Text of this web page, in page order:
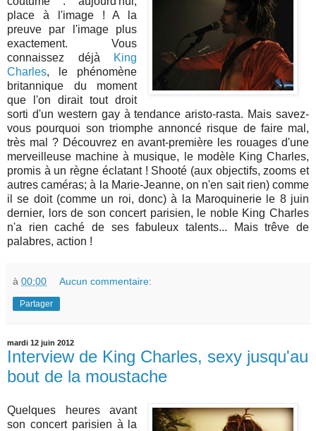
place à l'image ! A la
preuve par l'image plus
exactement. Vous
connaissez déjà King
Charles, le phénomène
britannique du moment
que l'on dirait tout droit
sorti d'un western gay à tendance aristo-rasta. Mais savez-
vous pourquoi son triomphe annoncé risque de faire mal,
très mal ? Découvrez en avant-première les rouages d'une
merveilleuse machine à musique, le modèle King Charles,
promis à un règne éclatant ! Shooté (aux objectifs, zooms et
autres caméras; à la Marie-Jeanne, on n'en sait rien) comme
il se doit (comme un roi, donc) à la Maroquinerie le 8 juin
dernier, lors de son concert parisien, le noble King Charles
n'a rien caché de ses fabuleux talents... Mais trêve de
palabres, action !
à 00:00 Aucun commentaire:
Partager
mardi 12 juin 2012
Interview de King Charles, sexy jusqu'au
bout de la moustache
Quelques heures avant
son concert parisien à la